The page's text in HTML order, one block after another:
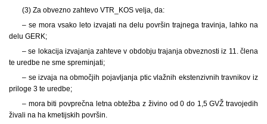
(3) Za obvezno zahtevo VTR_KOS velja, da:
– se mora vsako leto izvajati na delu površin trajnega travinja, lahko na
delu GERK;
– se lokacija izvajanja zahteve v obdobju trajanja obveznosti iz 11. člena
te uredbe ne sme spreminjati;
– se izvaja na območjih pojavljanja ptic vlažnih ekstenzivnih travnikov iz
priloge 3 te uredbe;
– mora biti povprečna letna obtežba z živino od 0 do 1,5 GVŽ travojedih
živali na ha kmetijskih površin.